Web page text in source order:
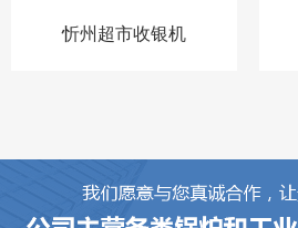
忻州超市收银机